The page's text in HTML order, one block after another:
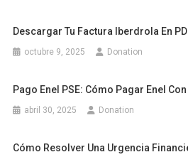
Descargar Tu Factura Iberdrola En
octubre 9, 2025 Donation
Pago Enel PSE: Cómo Pagar Enel
abril 30, 2025 Donation
Cómo Resolver Una Urgencia